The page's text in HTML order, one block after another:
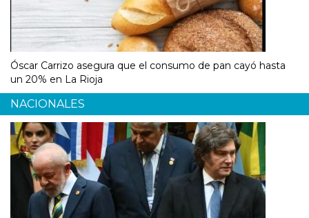
Óscar Carrizo asegura que el consumo de pan cayó hasta
un 20% en La Rioja
NACIONALES